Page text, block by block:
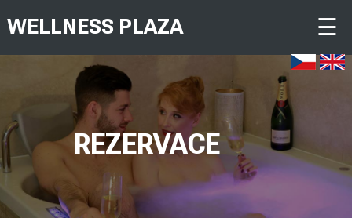
WELLNESS PLAZA ☰
REZERVACE